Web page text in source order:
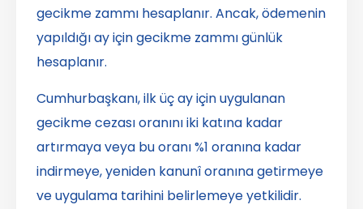
gecikme zammı hesaplanır. Ancak, ödemenin
yapıldığı ay için gecikme zammı günlük
hesaplanır.
Cumhurbaşkanı, ilk üç ay için uygulanan
gecikme cezası oranını iki katına kadar
artırmaya veya bu oranı %1 oranına kadar
indirmeye, yeniden kanunî oranına getirmeye
ve uygulama tarihini belirlemeye yetkilidir.